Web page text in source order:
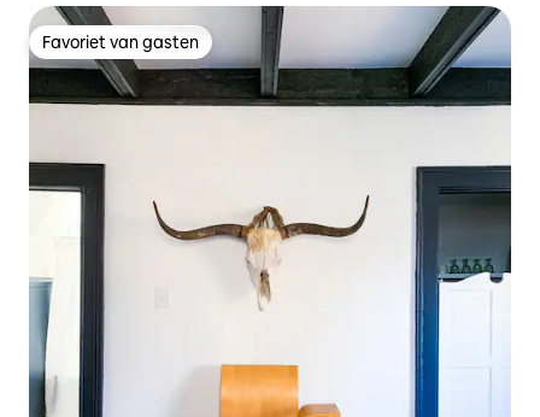
Favoriet van gasten
Favoriet van gasten